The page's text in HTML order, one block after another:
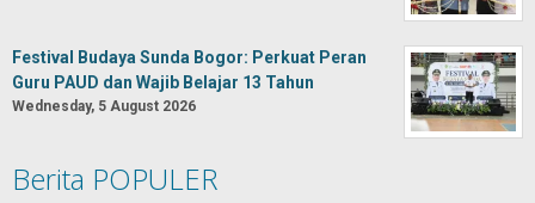
Festival Budaya Sunda Bogor: Perkuat Peran
Guru PAUD dan Wajib Belajar 13 Tahun
Wednesday, 5 August 2026
Berita POPULER